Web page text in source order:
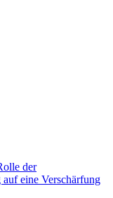
der
eine Verschärfung